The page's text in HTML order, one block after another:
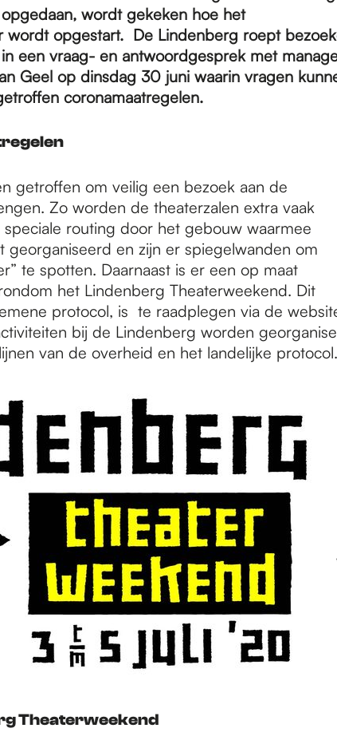
wordt gekeken hoe het
wordt opgestart. De Lindenberg roept
een vraag- en antwoordgesprek met
Geel op dinsdag 30 juni waarin vragen
coronamaatregelen.
getroffen om veilig een bezoek aan de
Zo worden de theaterzalen extra vaak
routing door het gebouw waarmee
georganiseerd en zijn er spiegelwanden om
te spotten. Daarnaast is er een op maat
het Lindenberg Theaterweekend. Dit
protocol, is te raadplegen via de
bij de Lindenberg worden
van de overheid en het landelijke protocol.
Theaterweekend